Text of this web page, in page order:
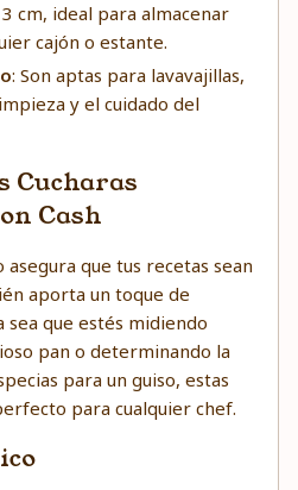
cm, ideal para almacenar
cajón o estante.
: Son aptas para lavavajillas,
y el cuidado del
Cucharas
Cash
que tus recetas sean
aporta un toque de
sea que estés midiendo
pan o determinando la
para un guiso, estas
para cualquier chef.